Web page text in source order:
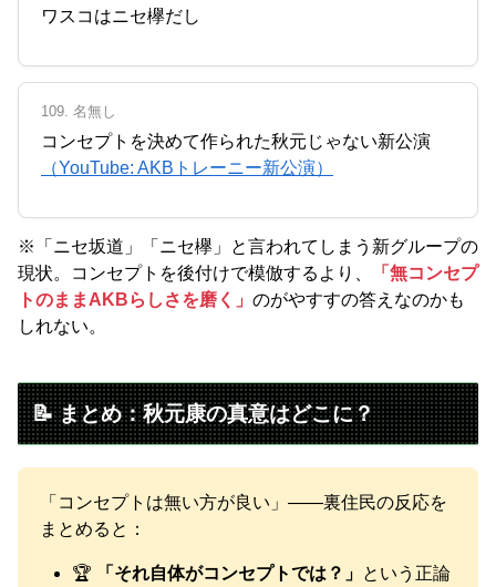
ワスコはニセ欅だし
109. 名無し
コンセプトを決めて作られた秋元じゃない新公演
（YouTube: AKBトレーニー新公演）
※「ニセ坂道」「ニセ欅」と言われてしまう新グループの
現状。コンセプトを後付けで模倣するより、
「無コンセプ
トのままAKBらしさを磨く」 のがやすすの答えなのかも
しれない。
📝 まとめ：秋元康の真意はどこに？
「コンセプトは無い方が良い」——裏住民の反応を
まとめると：
🏆 「それ自体がコンセプトでは？」 という正論